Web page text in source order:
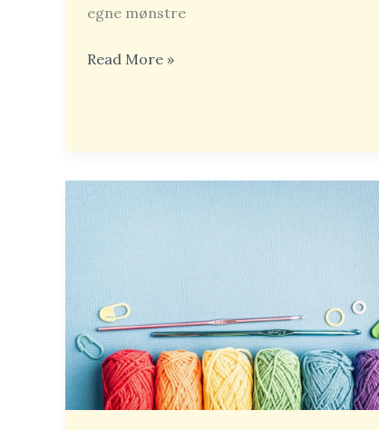
egne mønstre
Read More »
Hullmønster
strikking
alle:
Fra
nybegynner
til
avanserte
prosjekter